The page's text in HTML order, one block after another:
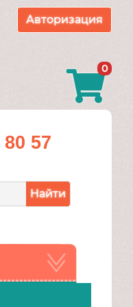
Авторизация
0
57
Найти